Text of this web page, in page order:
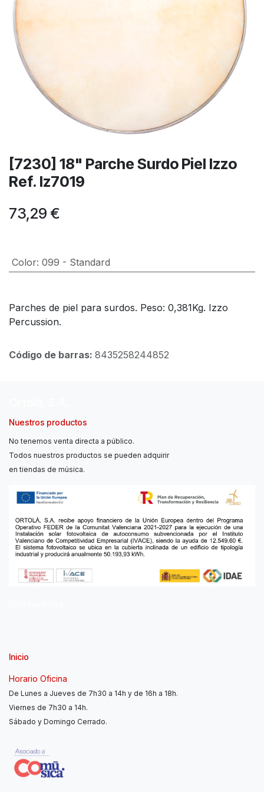
[7230] 18" Parche Surdo Piel Izzo
Ref. Iz7019
73,29 €
Color: 099 - Standard
Parches de piel para surdos. Peso: 0,381Kg. Izzo
Percussion.
Código de barras: 8435258244852
Nuestros productos
No tenemos venta directa a público.
Todos nuestros productos se pueden adquirir
en tiendas de música.
Inicio
Horario Oficina
De Lunes a Jueves de 7h30 a 14h y de 16h a 18h.
Viernes de 7h30 a 14h.
Sábado y Domingo Cerrado.